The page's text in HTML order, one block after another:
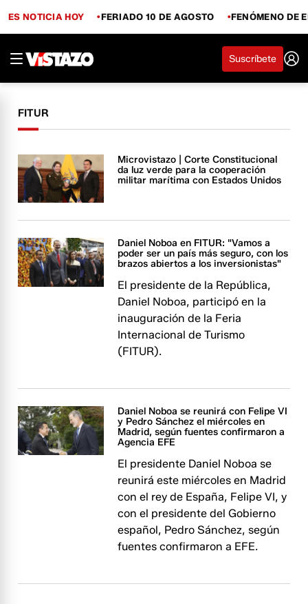
ES NOTICIA HOY FERIADO 10 DE AGOSTO FENÓMENO DE
Suscríbete
FITUR
Microvistazo | Corte Constitucional
da luz verde para la cooperación
militar marítima con Estados Unidos
Daniel Noboa en FITUR: "Vamos a
poder ser un país más seguro, con los
brazos abiertos a los inversionistas"
El presidente de la República,
Daniel Noboa, participó en la
inauguración de la Feria
Internacional de Turismo
(FITUR).
Daniel Noboa se reunirá con Felipe VI
y Pedro Sánchez el miércoles en
Madrid, según fuentes confirmaron a
Agencia EFE
El presidente Daniel Noboa se
reunirá este miércoles en Madrid
con el rey de España, Felipe VI, y
con el presidente del Gobierno
español, Pedro Sánchez, según
fuentes confirmaron a EFE.